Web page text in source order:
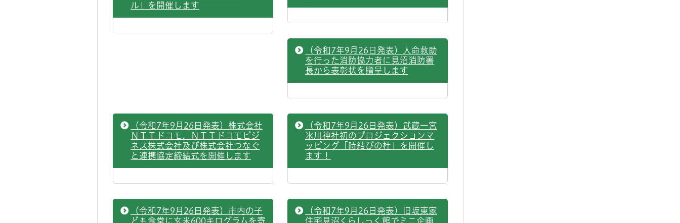
ル」を開催します
（令和7年9月26日発表）人命救助
を行った消防協力者に見沼消防署
長から表彰状を贈呈します
（令和7年9月26日発表）株式会社
ＮＴＴドコモ、ＮＴＴドコモビジ
ネス株式会社及び株式会社つなぐ
と連携協定締結式を開催します
（令和7年9月26日発表）武蔵一宮
氷川神社初のプロジェクションマ
ッピング「時結びの杜」を開催し
ます！
（令和7年9月26日発表）市内の子
ども食堂に玄米600キログラムを寄
（令和7年9月26日発表）旧坂東家
住宅見沼くらしっく館でミニ企画